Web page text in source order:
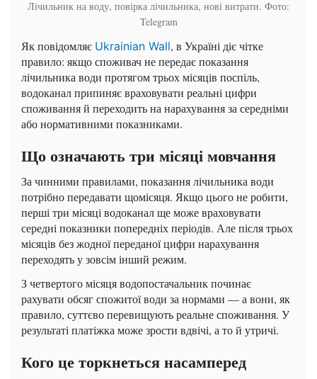
Лічильник на воду, повірка лічильника, нові витрати. Фото:
Telegram
Як повідомляє Ukrainian Wall, в Україні діє чітке
правило: якщо споживач не передає показання
лічильника води протягом трьох місяців поспіль,
водоканал припиняє враховувати реальні цифри
споживання й переходить на нарахування за середніми
або нормативними показниками.
Що означають три місяці мовчання
За чинними правилами, показання лічильника води
потрібно передавати щомісяця. Якщо цього не робити,
перші три місяці водоканал ще може враховувати
середні показники попередніх періодів. Але після трьох
місяців без жодної переданої цифри нарахування
переходять у зовсім інший режим.
З четвертого місяця водопостачальник починає
рахувати обсяг спожитої води за нормами — а вони, як
правило, суттєво перевищують реальне споживання. У
результаті платіжка може зрости вдвічі, а то й утричі.
Кого це торкнеться насамперед